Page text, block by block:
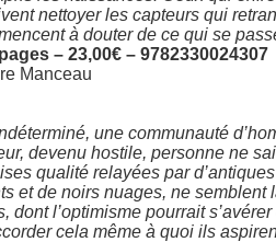
nettoyer les capteurs qui
à douter de ce qui se
– 23,00€ – 9782330024307
Manceau
une communauté
devenu hostile, personne ne
qualité relayées par
et de noirs nuages, ne
dont l’optimisme pourrait
cela même à quoi ils